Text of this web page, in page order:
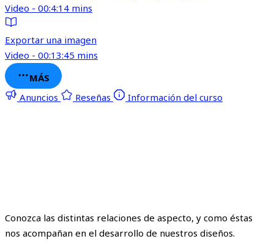
Video - 00:4:14 mins
Exportar una imagen
Video - 00:13:45 mins
MÁS
Anuncios
Reseñas Información del curso
Conozca las distintas relaciones de aspecto, y como éstas
nos acompañan en el desarrollo de nuestros diseños.